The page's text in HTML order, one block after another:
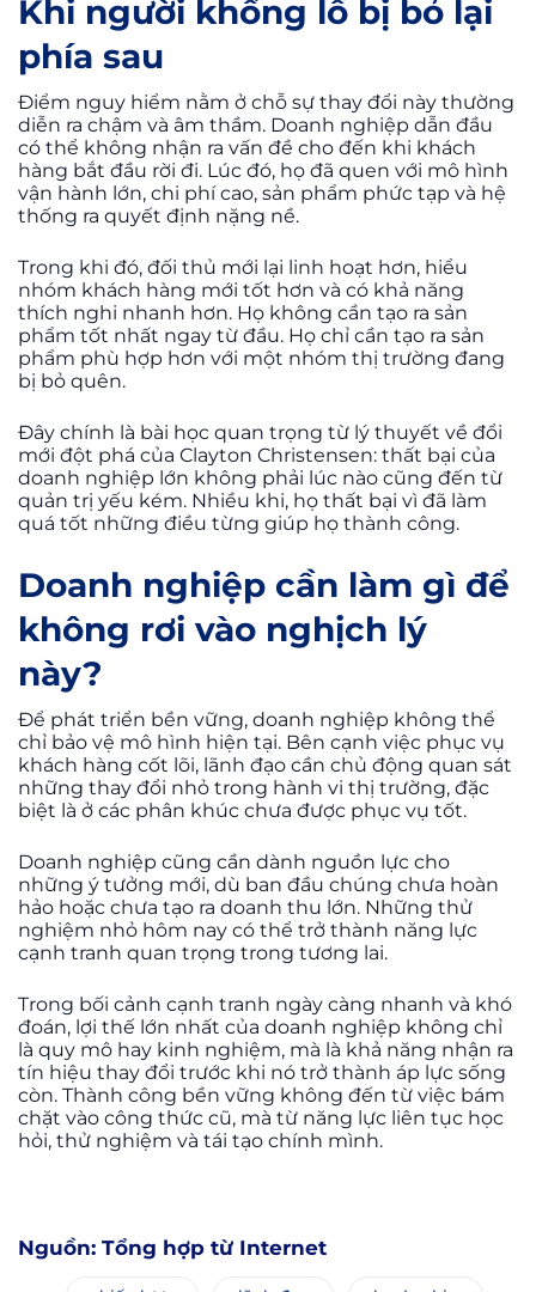
Khi người khổng lồ bị bỏ lại
phía sau
Điểm nguy hiểm nằm ở chỗ sự thay đổi này thường
diễn ra chậm và âm thầm. Doanh nghiệp dẫn đầu
có thể không nhận ra vấn đề cho đến khi khách
hàng bắt đầu rời đi. Lúc đó, họ đã quen với mô hình
vận hành lớn, chi phí cao, sản phẩm phức tạp và hệ
thống ra quyết định nặng nề.
Trong khi đó, đối thủ mới lại linh hoạt hơn, hiểu
nhóm khách hàng mới tốt hơn và có khả năng
thích nghi nhanh hơn. Họ không cần tạo ra sản
phẩm tốt nhất ngay từ đầu. Họ chỉ cần tạo ra sản
phẩm phù hợp hơn với một nhóm thị trường đang
bị bỏ quên.
Đây chính là bài học quan trọng từ lý thuyết về đổi
mới đột phá của Clayton Christensen: thất bại của
doanh nghiệp lớn không phải lúc nào cũng đến từ
quản trị yếu kém. Nhiều khi, họ thất bại vì đã làm
quá tốt những điều từng giúp họ thành công.
Doanh nghiệp cần làm gì để
không rơi vào nghịch lý
này?
Để phát triển bền vững, doanh nghiệp không thể
chỉ bảo vệ mô hình hiện tại. Bên cạnh việc phục vụ
khách hàng cốt lõi, lãnh đạo cần chủ động quan sát
những thay đổi nhỏ trong hành vi thị trường, đặc
biệt là ở các phân khúc chưa được phục vụ tốt.
Doanh nghiệp cũng cần dành nguồn lực cho
những ý tưởng mới, dù ban đầu chúng chưa hoàn
hảo hoặc chưa tạo ra doanh thu lớn. Những thử
nghiệm nhỏ hôm nay có thể trở thành năng lực
cạnh tranh quan trọng trong tương lai.
Trong bối cảnh cạnh tranh ngày càng nhanh và khó
đoán, lợi thế lớn nhất của doanh nghiệp không chỉ
là quy mô hay kinh nghiệm, mà là khả năng nhận ra
tín hiệu thay đổi trước khi nó trở thành áp lực sống
còn. Thành công bền vững không đến từ việc bám
chặt vào công thức cũ, mà từ năng lực liên tục học
hỏi, thử nghiệm và tái tạo chính mình.